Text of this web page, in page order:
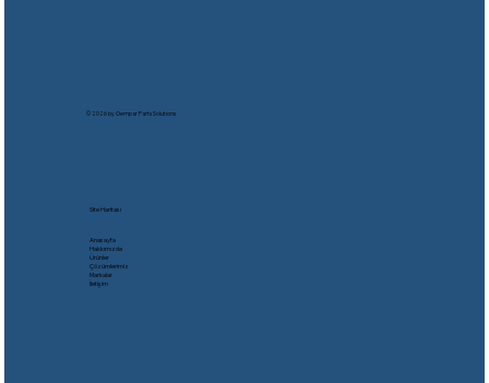
© 2026 by Oempar Parts Solutıons
Site Haritası
Anasayfa
Hakkımızda
Ürünler
Çözümlerimiz
Markalar
İletişim